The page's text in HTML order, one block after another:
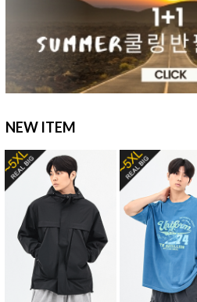
NEW ITEM